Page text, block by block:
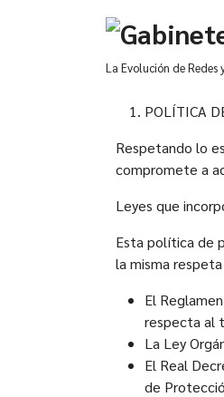
La Evolución de Redes
POLÍTICA
Respetando lo
compromete a
Leyes que
Esta política de
la misma
El
respecta al
La Ley
El Real
de